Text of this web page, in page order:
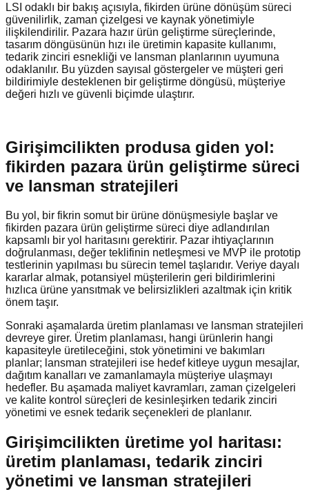
LSI odaklı bir bakış açısıyla, fikirden ürüne dönüşüm süreci
güvenilirlik, zaman çizelgesi ve kaynak yönetimiyle
ilişkilendirilir. Pazara hazır ürün geliştirme süreçlerinde,
tasarım döngüsünün hızı ile üretimin kapasite kullanımı,
tedarik zinciri esnekliği ve lansman planlarının uyumuna
odaklanılır. Bu yüzden sayısal göstergeler ve müşteri geri
bildirimiyle desteklenen bir geliştirme döngüsü, müşteriye
değeri hızlı ve güvenli biçimde ulaştırır.
Girişimcilikten produsa giden yol:
fikirden pazara ürün geliştirme süreci
ve lansman stratejileri
Bu yol, bir fikrin somut bir ürüne dönüşmesiyle başlar ve
fikirden pazara ürün geliştirme süreci diye adlandırılan
kapsamlı bir yol haritasını gerektirir. Pazar ihtiyaçlarının
doğrulanması, değer teklifinin netleşmesi ve MVP ile prototip
testlerinin yapılması bu sürecin temel taşlarıdır. Veriye dayalı
kararlar almak, potansiyel müşterilerin geri bildirimlerini
hızlıca ürüne yansıtmak ve belirsizlikleri azaltmak için kritik
önem taşır.
Sonraki aşamalarda üretim planlaması ve lansman stratejileri
devreye girer. Üretim planlaması, hangi ürünlerin hangi
kapasiteyle üretileceğini, stok yönetimini ve bakımları
planlar; lansman stratejileri ise hedef kitleye uygun mesajlar,
dağıtım kanalları ve zamanlamayla müşteriye ulaşmayı
hedefler. Bu aşamada maliyet kavramları, zaman çizelgeleri
ve kalite kontrol süreçleri de kesinleşirken tedarik zinciri
yönetimi ve esnek tedarik seçenekleri de planlanır.
Girişimcilikten üretime yol haritası:
üretim planlaması, tedarik zinciri
yönetimi ve lansman stratejileri